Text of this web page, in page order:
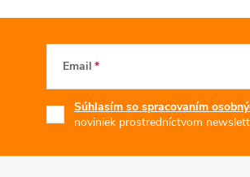
Email
Súhlasím so spracovaním
noviniek prostredníctvom